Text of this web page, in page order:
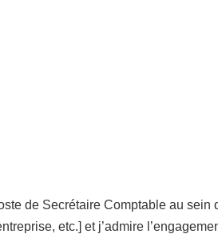
de Secrétaire Comptable au sein
etc.] et j’admire